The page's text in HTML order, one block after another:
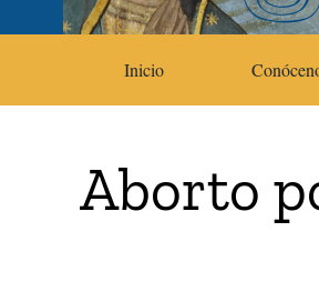
Inicio
Aborto